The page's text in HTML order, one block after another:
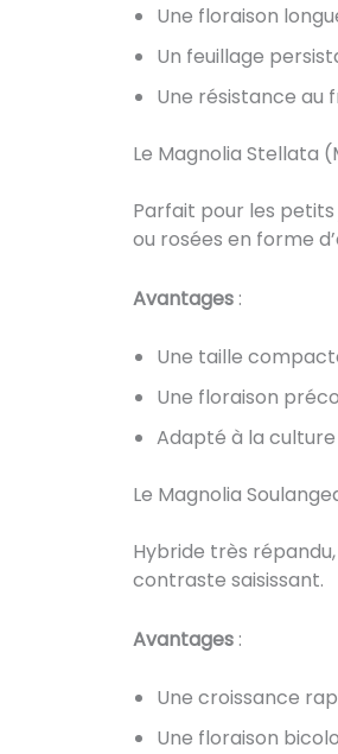
Une floraison
Un feuillage
Une résistance au
Le Magnolia Stellata
Parfait pour les
ou rosées en forme
Avantages :
Une taille
Une floraison
Adapté à la
Le Magnolia
Hybride très
contraste saisissant.
Avantages :
Une croissance
Une floraison